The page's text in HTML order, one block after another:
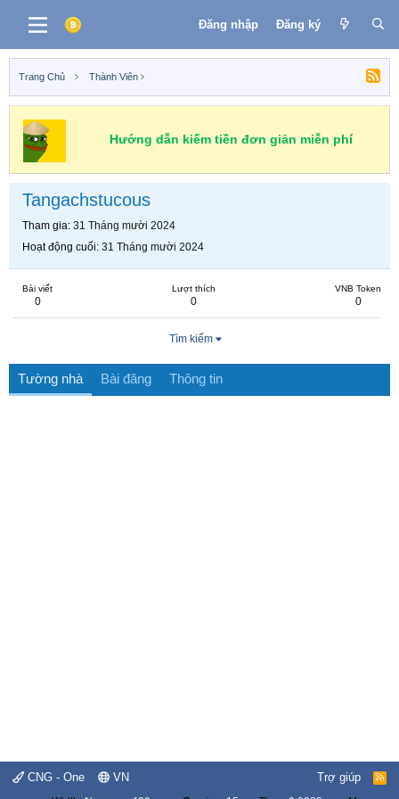
Đăng nhập Đăng ký
Trang Chủ Thành Viên
Hướng dẫn kiếm tiền đơn giản miễn phí
Tangachstucous
Tham gia 31 Tháng mười 2024
Hoạt động cuối 31 Tháng mười 2024
Bài viết
0
Lượt thích
0
VNB Token
0
Tìm kiếm
Tường nhà Bài đăng Thông tin
CNG - One VN Trợ giúp
R